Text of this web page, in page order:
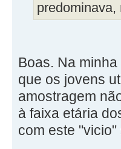
predominava,
Boas. Na
que os jovens
amostragem
à faixa etária
com este "vicio"